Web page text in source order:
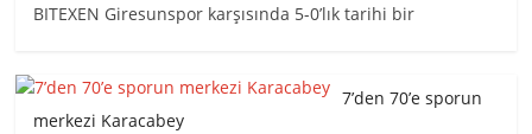
BITEXEN Giresunspor karşısında 5-0’lık tarihi bir
7’den 70’e sporun
merkezi Karacabey